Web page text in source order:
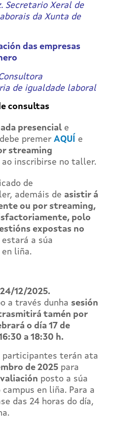
Secretario Xeral de
da Xunta de
das empresas
de igualdade laboral
consultas
presencial e
debe premer AQUÍ
e
streaming
inscribirse no taller.
de
ademáis de asistir á
ou por streaming,
polo
expostas no
estará a súa
en liña.
12/2025.
a través dunha sesión
tamén por
o día 17 de
a 18:30 h.
participantes terán ata
de 2025 para
posto a súa
en liña. Para a
das 24 horas do día,